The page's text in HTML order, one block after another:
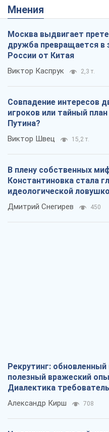
Мнения
Москва выдвигает
дружба превращается в
России от Китая
Виктор Каспрук 2,3 т.
Совпадение интересов
игроков или тайный
Путина?
Виктор Швец 15,2 т.
В плену собственных
Константиновка стала
идеологической
российских оккупантов
Дмитрий Снегирев 450
Рекрутинг:
полезный вражеский
Диалектика
Александр Кирш 708